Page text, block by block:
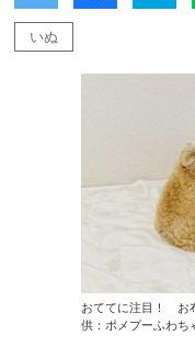
いぬ
おててに注目！ お
供：ポメプーふわち